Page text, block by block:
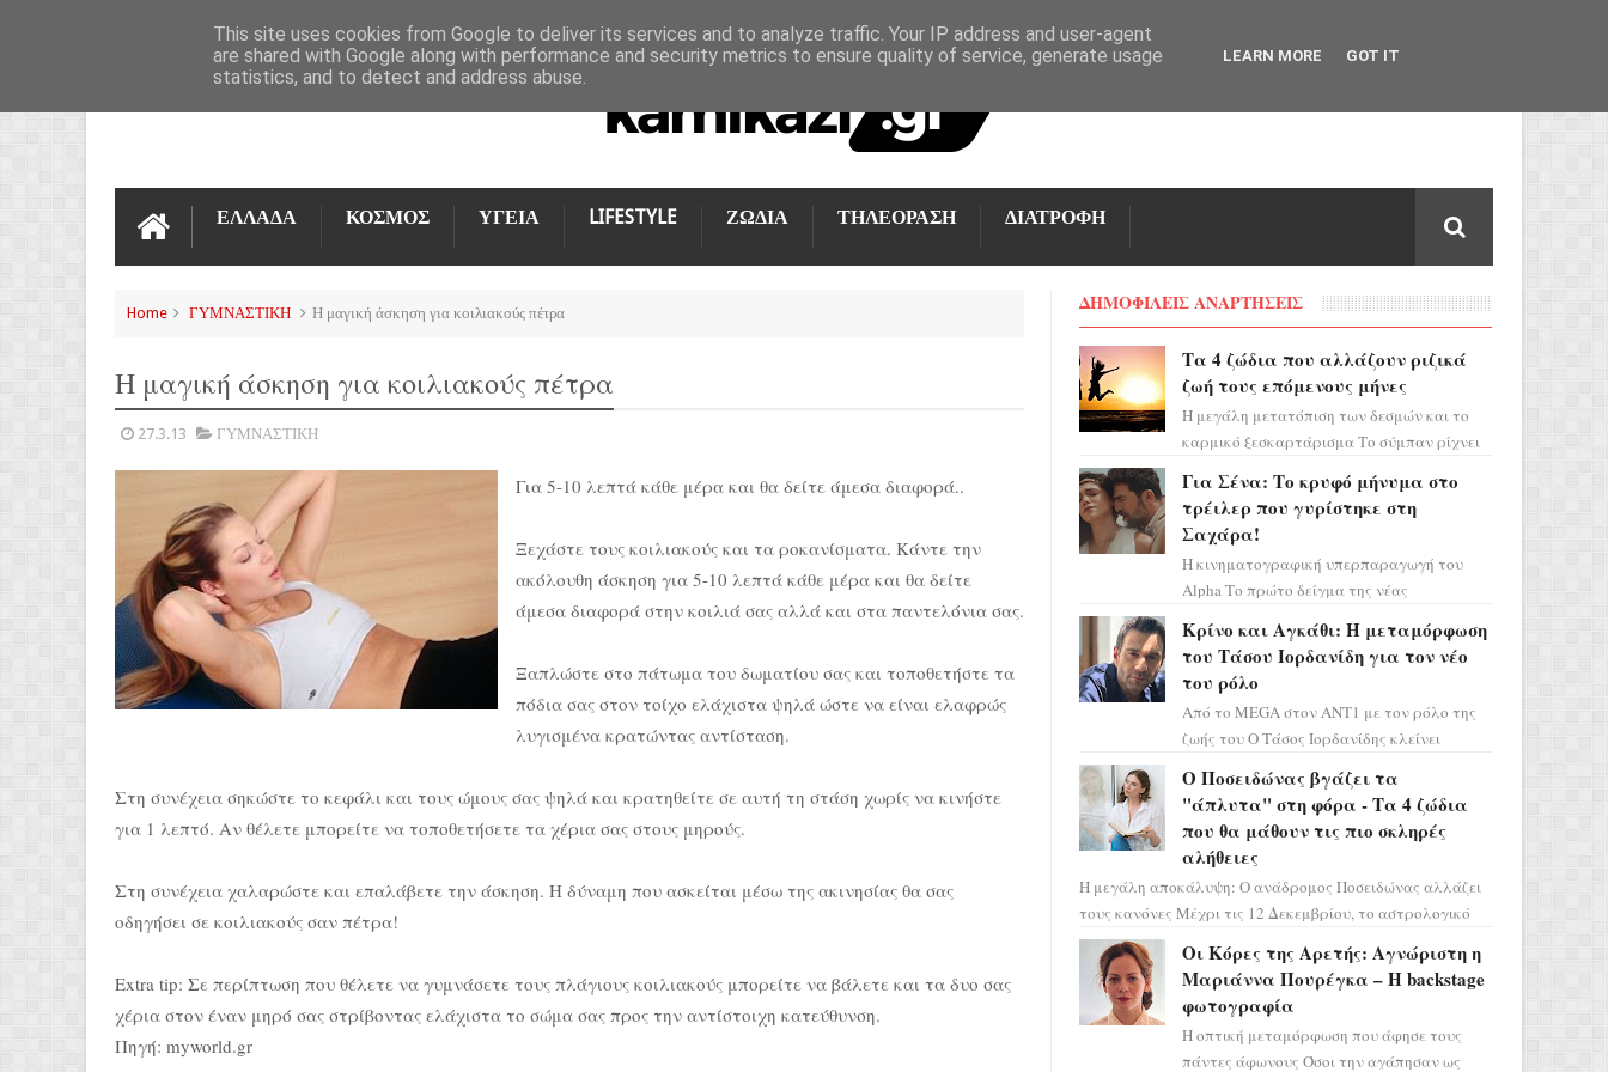
ΕΠΙΚΟΙΝΩΝΊΑ
ΕΛΛΑΔΑ ΚΟΣΜΟΣ ΥΓΕΙΑ LIFESTYLE ΖΩΔΙΑ ΤΗΛΕΟΡΑΣΗ ΔΙΑΤΡΟΦΗ
Home ΓΥΜΝΑΣΤΙΚΗ Η μαγική άσκηση για κοιλιακούς πέτρα
Η μαγική άσκηση για κοιλιακούς πέτρα
27.3.13 ΓΥΜΝΑΣΤΙΚΗ
Για 5-10 λεπτά κάθε μέρα και θα δείτε άμεσα διαφορά..
Ξεχάστε τους κοιλιακούς και τα ροκανίσματα. Κάντε την
ακόλουθη άσκηση για 5-10 λεπτά κάθε μέρα και θα δείτε
άμεσα διαφορά στην κοιλιά σας αλλά και στα παντελόνια σας.
Ξαπλώστε στο πάτωμα του δωματίου σας και τοποθετήστε τα
πόδια σας στον τοίχο ελάχιστα ψηλά ώστε να είναι ελαφρώς
λυγισμένα κρατώντας αντίσταση.
Στη συνέχεια σηκώστε το κεφάλι και τους ώμους σας ψηλά και κρατηθείτε σε αυτή τη στάση χωρίς να κινήστε
για 1 λεπτό. Αν θέλετε μπορείτε να τοποθετήσετε τα χέρια σας στους μηρούς.
Στη συνέχεια χαλαρώστε και επαλάβετε την άσκηση. Η δύναμη που ασκείται μέσω της ακινησίας θα σας
οδηγήσει σε κοιλιακούς σαν πέτρα!
Extra tip: Σε περίπτωση που θέλετε να γυμνάσετε τους πλάγιους κοιλιακούς μπορείτε να βάλετε και τα δυο σας
χέρια στον έναν μηρό σας στρίβοντας ελάχιστα το σώμα σας προς την αντίστοιχη κατεύθυνση.
Πηγή: myworld.gr
ΔΗΜΟΦΙΛΕΙΣ ΑΝΑΡΤΗΣΕΙΣ
Τα 4 ζώδια που αλλάζουν ριζικά
ζωή τους επόμενους μήνες
Η μεγάλη μετατόπιση των δεσμών και το
καρμικό ξεσκαρτάρισμα Το σύμπαν ρίχνει
προειδοποιεί: οι σελην...
Για Σένα: Το κρυφό μήνυμα στο
τρέιλερ που γυρίστηκε στη
Σαχάρα!
Η κινηματογραφική υπερπαραγωγή του
Alpha Το πρώτο δείγμα της νέας
η αισθητική του ξεπερνά κάθε π...
Κρίνο και Αγκάθι: Η μεταμόρφωση
του Τάσου Ιορδανίδη για τον νέο
του ρόλο
Από το MEGA στον ΑΝΤ1 με τον ρόλο της
ζωής του Ο Τάσος Ιορδανίδης κλείνει
επιτυχίας «Μια Νύχτα Μόνο» ...
Ο Ποσειδώνας βγάζει τα
"άπλυτα" στη φόρα - Τα 4 ζώδια
που θα μάθουν τις πιο σκληρές
αλήθειες
Η μεγάλη αποκάλυψη: Ο ανάδρομος Ποσειδώνας αλλάζει
τους κανόνες Μέχρι τις 12 Δεκεμβρίου, το αστρολογικό
σκηνικό θυμίζει ταινία μυστηρίου ...
Οι Κόρες της Αρετής: Αγνώριστη η
Μαριάννα Πουρέγκα – H backstage
φωτογραφία
Η οπτική μεταμόρφωση που άφησε τους
πάντες άφωνους Όσοι την αγάπησαν ως
This site uses cookies from Google to deliver its services and to analyze traffic. Your IP address and user-agent
are shared with Google along with performance and security metrics to ensure quality of service, generate usage
statistics, and to detect and address abuse.
LEARN MORE GOT IT